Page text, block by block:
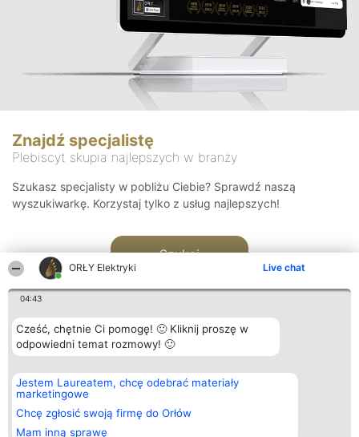
ORŁY Elektryki Live chat
04:43
Cześć, chętnie Ci pomogę! 🙂 Kliknij proszę w
odpowiedni temat rozmowy! 🙂
Jestem Laureatem, chcę odebrać materiały
marketingowe
Chcę zgłosić swoją firmę do Orłów
Mam inną sprawę
Znajdź specjalistę
Plebiscyt skupia najlepszych w branży
Szukasz specjalisty w pobliżu Ciebie? Sprawdź naszą
wyszukiwarkę. Korzystaj tylko z usług najlepszych!
Szukaj
Organizator plebiscytu
Bright Side Solutions sp. z o.
o. sp. k.
ul. Ruska 22
Wrocław 50-079
KRS 0000749100 | Regon
Plebiscyt
Laureaci
wszystkich
Laureatów
Kontakt
Kontakt